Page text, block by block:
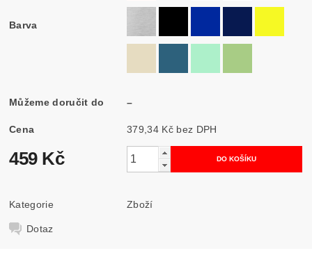
Barva
Můžeme doručit do –
Cena 379,34 Kč bez DPH
459 Kč
Kategorie Zboží
Dotaz